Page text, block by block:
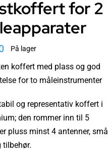
for 2
På lager
koffert med plass og god
for to måleinstrumenter
og representativ koffert i
den rommer inn til 5
pluss minst 4 antenner, små
tilbehør.